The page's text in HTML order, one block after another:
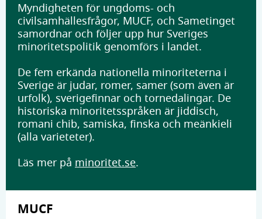
Myndigheten för ungdoms- och
civilsamhällesfrågor, MUCF, och Sametinget
samordnar och följer upp hur Sveriges
minoritetspolitik genomförs i landet.
De fem erkända nationella minoriteterna i
Sverige är judar, romer, samer (som även är
urfolk), sverigefinnar och tornedalingar. De
historiska minoritetsspråken är jiddisch,
romani chib, samiska, finska och meänkieli
(alla varieteter).
Läs mer på minoritet.se.
MUCF